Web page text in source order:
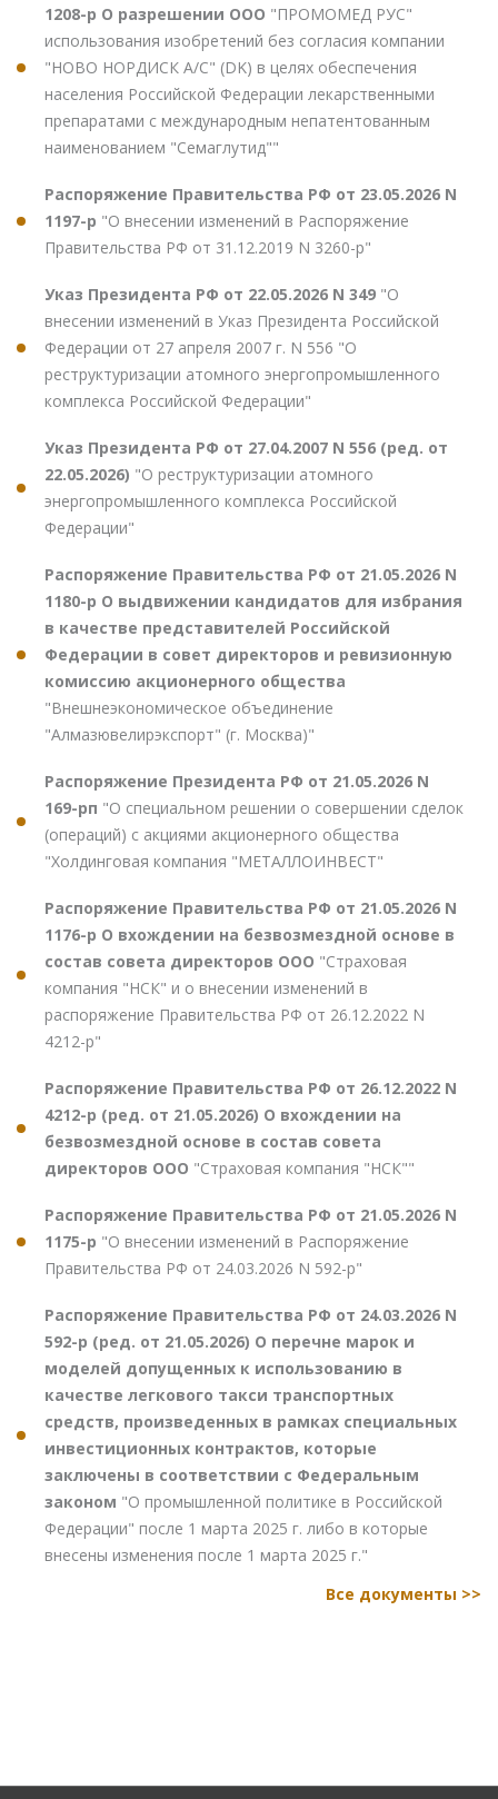
1208-р О разрешении ООО "ПРОМОМЕД РУС"
использования изобретений без согласия компании
"НОВО НОРДИСК А/С" (DK) в целях обеспечения
населения Российской Федерации лекарственными
препаратами с международным непатентованным
наименованием "Семаглутид""
Распоряжение Правительства РФ от 23.05.2026 N
1197-р "О внесении изменений в Распоряжение
Правительства РФ от 31.12.2019 N 3260-р"
Указ Президента РФ от 22.05.2026 N 349 "О
внесении изменений в Указ Президента Российской
Федерации от 27 апреля 2007 г. N 556 "О
реструктуризации атомного энергопромышленного
комплекса Российской Федерации"
Указ Президента РФ от 27.04.2007 N 556 (ред. от
22.05.2026) "О реструктуризации атомного
энергопромышленного комплекса Российской
Федерации"
Распоряжение Правительства РФ от 21.05.2026 N
1180-р О выдвижении кандидатов для избрания
в качестве представителей Российской
Федерации в совет директоров и ревизионную
комиссию акционерного общества
"Внешнеэкономическое объединение
"Алмазювелирэкспорт" (г. Москва)"
Распоряжение Президента РФ от 21.05.2026 N
169-рп "О специальном решении о совершении сделок
(операций) с акциями акционерного общества
"Холдинговая компания "МЕТАЛЛОИНВЕСТ"
Распоряжение Правительства РФ от 21.05.2026 N
1176-р О вхождении на безвозмездной основе в
состав совета директоров ООО "Страховая
компания "НСК" и о внесении изменений в
распоряжение Правительства РФ от 26.12.2022 N
4212-р"
Распоряжение Правительства РФ от 26.12.2022 N
4212-р (ред. от 21.05.2026) О вхождении на
безвозмездной основе в состав совета
директоров ООО "Страховая компания "НСК""
Распоряжение Правительства РФ от 21.05.2026 N
1175-р "О внесении изменений в Распоряжение
Правительства РФ от 24.03.2026 N 592-р"
Распоряжение Правительства РФ от 24.03.2026 N
592-р (ред. от 21.05.2026) О перечне марок и
моделей допущенных к использованию в
качестве легкового такси транспортных
средств, произведенных в рамках специальных
инвестиционных контрактов, которые
заключены в соответствии с Федеральным
законом "О промышленной политике в Российской
Федерации" после 1 марта 2025 г. либо в которые
внесены изменения после 1 марта 2025 г."
Все документы >>